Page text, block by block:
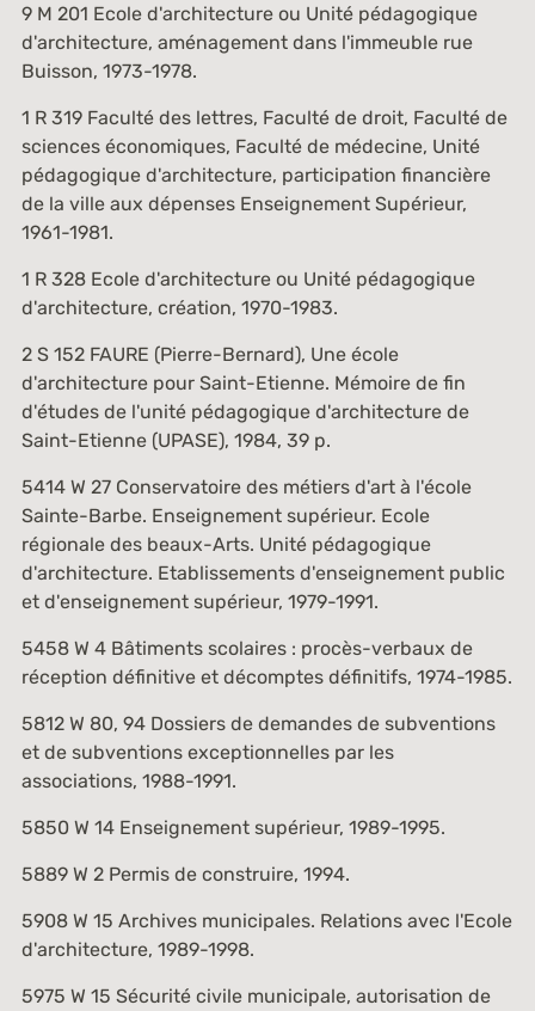
9 M 201 Ecole d'architecture ou Unité pédagogique
d'architecture, aménagement dans l'immeuble rue
Buisson, 1973-1978.
1 R 319Faculté des lettres, Faculté de droit, Faculté de
sciences économiques, Faculté de médecine, Unité
pédagogique d'architecture, participation financière
de la ville aux dépenses Enseignement Supérieur,
1961-1981.
1 R 328Ecole d'architecture ou Unité pédagogique
d'architecture, création, 1970-1983.
2 S 152FAURE (Pierre-Bernard), Une école
d'architecture pour Saint-Etienne. Mémoire de fin
d'études de l'unité pédagogique d'architecture de
Saint-Etienne (UPASE), 1984, 39 p.
5414 W 27Conservatoire des métiers d'art à l'école
Sainte-Barbe. Enseignement supérieur. Ecole
régionale des beaux-Arts. Unité pédagogique
d'architecture. Etablissements d'enseignement public
et d'enseignement supérieur, 1979-1991.
5458 W 4Bâtiments scolaires : procès-verbaux de
réception définitive et décomptes définitifs, 1974-1985.
5812 W 80, 94Dossiers de demandes de subventions
et de subventions exceptionnelles par les
associations, 1988-1991.
5850 W 14Enseignement supérieur, 1989-1995.
5889 W 2Permis de construire, 1994.
5908 W 15 Archives municipales. Relations avec l'Ecole
d'architecture, 1989-1998.
5975 W 15 Sécurité civile municipale, autorisation de